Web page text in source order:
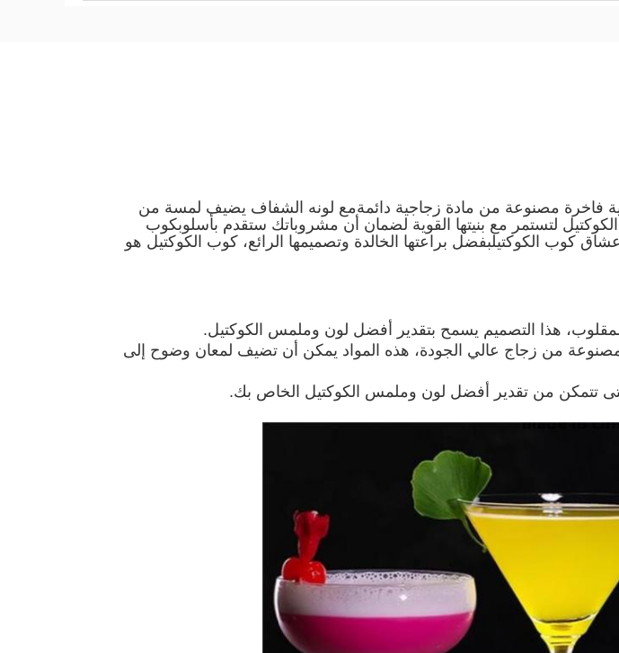
فاخرة مصنوعة من مادة زجاجية دائمةمع لونه الشفاف يضيف لمسة من
لتستمر مع بنيتها القوية لضمان أن مشروباتك ستقدم بأسلوبكوب
كوب الكوكتيلبفضل براعتها الخالدة وتصميمها الرائع، كوب الكوكتيل هو
هذا التصميم يسمح بتقدير أفضل لون وملمس الكوكتيل.
مصنوعة من زجاج عالي الجودة، هذه المواد يمكن أن تضيف لمعان وضوح إلى
تتمكن من تقدير أفضل لون وملمس الكوكتيل الخاص بك.